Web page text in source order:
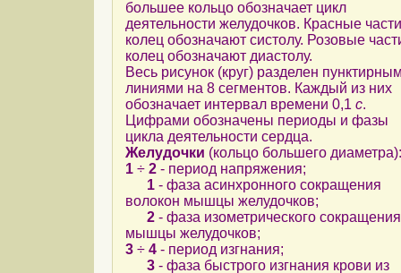
большее кольцо обозначает цикл
деятельности желудочков. Красные части
колец обозначают систолу. Розовые
колец обозначают диастолу.
Весь рисунок (круг) разделен
линиями на 8 сегментов. Каждый из них
обозначает интервал времени 0,1 с.
Цифрами обозначены периоды и фазы
цикла деятельности сердца.
Желудочки (кольцо большего диаметра):
1 ÷ 2 - период напряжения;
1 - фаза асинхронного сокращения
волокон мышцы желудочков;
2 - фаза изометрического сокращения
мышцы желудочков;
3 ÷ 4 - период изгнания;
3 - фаза быстрого изгнания крови из